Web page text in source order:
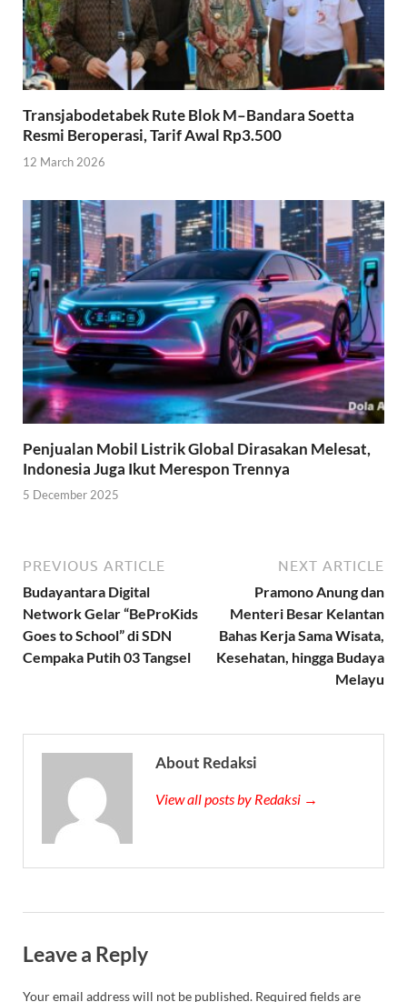
Transjabodetabek Rute Blok M–Bandara Soetta
Resmi Beroperasi, Tarif Awal Rp3.500
12 March 2026
Penjualan Mobil Listrik Global Dirasakan Melesat,
Indonesia Juga Ikut Merespon Trennya
5 December 2025
PREVIOUS ARTICLE
Budayantara Digital
Network Gelar “BeProKids
Goes to School” di SDN
Cempaka Putih 03 Tangsel
NEXT ARTICLE
Pramono Anung dan
Menteri Besar Kelantan
Bahas Kerja Sama Wisata,
Kesehatan, hingga Budaya
Melayu
About Redaksi
View all posts by Redaksi →
Leave a Reply
Your email address will not be published. Required fields are